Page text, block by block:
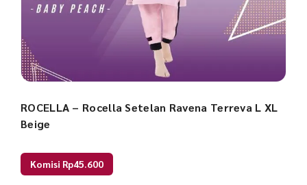
ROCELLA – Rocella Setelan Ravena Terreva L XL
Beige
Komisi Rp45.600